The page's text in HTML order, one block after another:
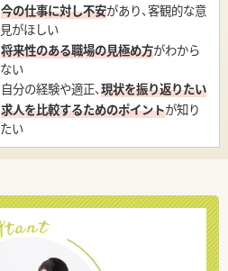
今の仕事に対し不安があり、客観的な意
見がほしい
将来性のある職場の見極め方がわから
ない
自分の経験や適正、現状を振り返りたい
求人を比較するためのポイントが知り
たい